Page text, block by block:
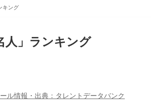
キング
人」ランキング
ル情報・出典：タレントデータバンク